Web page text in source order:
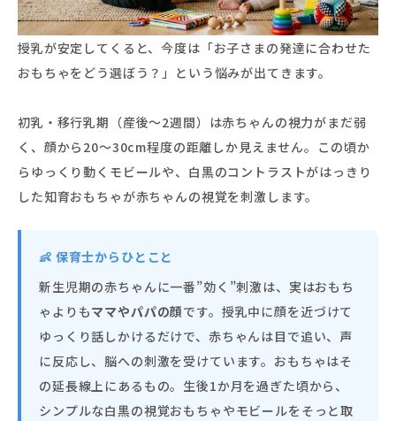
授乳が安定してくると、今度は「お子さまの発達に合わせた
おもちゃをどう選ぼう？」という悩みが出てきます。
初乳・移行乳期（産後〜2週間）は赤ちゃんの視力がまだ弱
く、顔から20〜30cm程度の距離しか見えません。この頃か
らゆっくり動くモビールや、白黒のコントラストがはっきり
した知育おもちゃが赤ちゃんの視覚を刺激します。
👶 保育士からひとこと
新生児期の赤ちゃんに一番”効く”刺激は、実はおもち
ゃよりもママやパパの顔です。授乳中に顔を近づけて
ゆっくり話しかけるだけで、赤ちゃんは目で追い、声
に反応し、脳への刺激を受けています。おもちゃはそ
の延長線上にあるもの。生後1か月を過ぎた頃から、
シンプルな白黒の視覚おもちゃやモビールをそっと取